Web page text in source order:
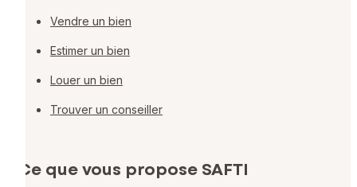
Vendre un bien
Estimer un bien
Louer un bien
Trouver un conseiller
Ce que vous propose SAFTI